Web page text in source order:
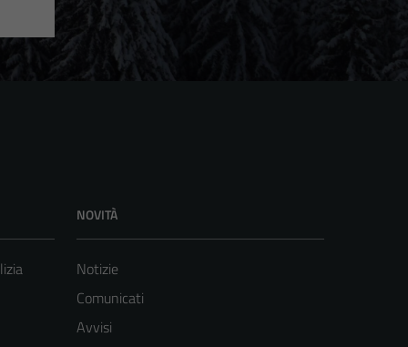
NOVITÀ
Notizie
Comunicati
Avvisi